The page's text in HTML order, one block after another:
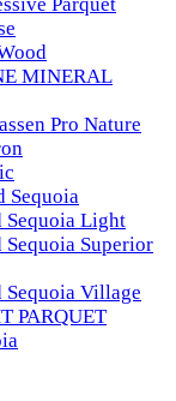
MINERAL
Pro Nature
Sequoia
Light
Superior
Village
PARQUET